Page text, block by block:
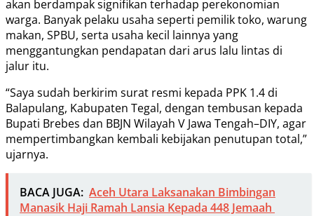
akan berdampak signifikan terhadap perekonomian
warga. Banyak pelaku usaha seperti pemilik toko, warung
makan, SPBU, serta usaha kecil lainnya yang
menggantungkan pendapatan dari arus lalu lintas di
jalur itu.
“Saya sudah berkirim surat resmi kepada PPK 1.4 di
Balapulang, Kabupaten Tegal, dengan tembusan kepada
Bupati Brebes dan BBJN Wilayah V Jawa Tengah–DIY, agar
mempertimbangkan kembali kebijakan penutupan total,”
ujarnya.
BACA JUGA: Aceh Utara Laksanakan Bimbingan
Manasik Haji Ramah Lansia Kepada 448 Jemaah